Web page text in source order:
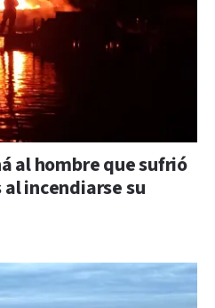
al hombre que sufrió
incendiarse su